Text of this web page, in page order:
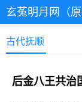
玄菟明月网（
古代抚顺
后金八王共治